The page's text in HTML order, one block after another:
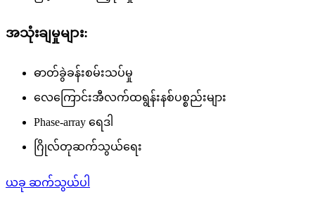
အသုံးချမှုများ:
ဓာတ်ခွဲခန်းစမ်းသပ်မှု
လေကြောင်းအီလက်ထရွန်းနစ်ပစ္စည်းများ
Phase-array ရေဒါ
ဂြိုလ်တုဆက်သွယ်ရေး
ယခု ဆက်သွယ်ပါ